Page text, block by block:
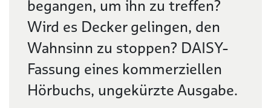
begangen, um ihn zu treffen?
Wird es Decker gelingen, den
Wahnsinn zu stoppen? DAISY-
Fassung eines kommerziellen
Hörbuchs, ungekürzte Ausgabe.